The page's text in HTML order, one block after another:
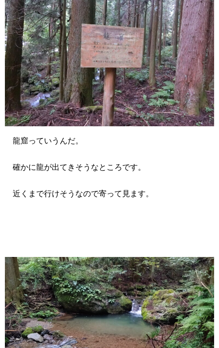
龍窟っていうんだ。
確かに龍が出てきそうなところです。
近くまで行けそうなので寄って見ます。